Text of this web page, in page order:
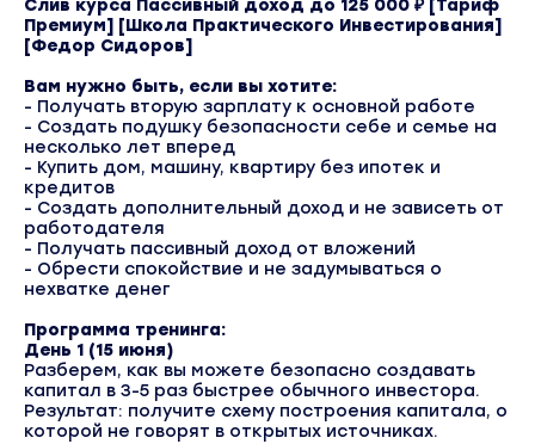
Слив курса Пассивный доход до 125 000 ₽ [Тариф
Премиум] [Школа Практического Инвестирования]
[Федор Сидоров]
Вам нужно быть, если вы хотите:
- Получать вторую зарплату к основной работе
- Создать подушку безопасности себе и семье на
несколько лет вперед
- Купить дом, машину, квартиру без ипотек и
кредитов
- Создать дополнительный доход и не зависеть от
работодателя
- Получать пассивный доход от вложений
- Обрести спокойствие и не задумываться о
нехватке денег
Программа тренинга:
День 1 (15 июня)
Разберем, как вы можете безопасно создавать
капитал в 3-5 раз быстрее обычного инвестора.
Результат: получите схему построения капитала, о
которой не говорят в открытых источниках.